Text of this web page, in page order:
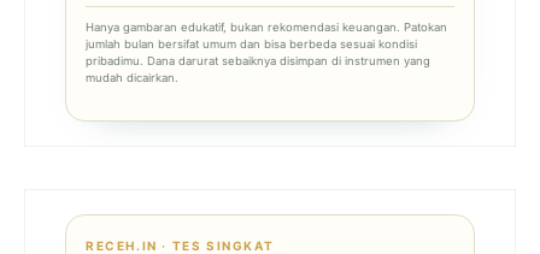
Hanya gambaran edukatif, bukan rekomendasi keuangan. Patokan
jumlah bulan bersifat umum dan bisa berbeda sesuai kondisi
pribadimu. Dana darurat sebaiknya disimpan di instrumen yang
mudah dicairkan.
RECEH.IN · TES SINGKAT